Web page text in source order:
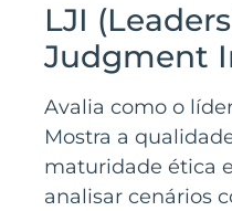
LJI
Judgment
Avalia como o
Mostra a
maturidade ética
analisar cenários